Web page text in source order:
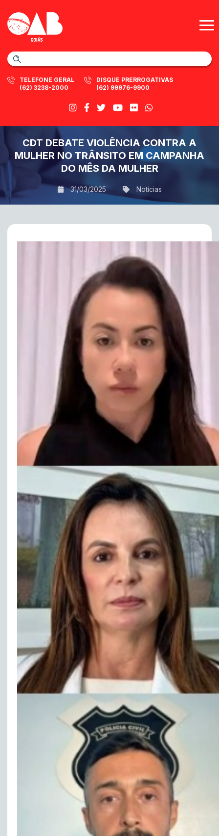
TELEFONE GERAL
(62) 3238-2000
DISQUE PRERROGATIVAS
(62) 99976-9900
CDT DEBATE VIOLÊNCIA CONTRA A
MULHER NO TRÂNSITO EM CAMPANHA
DO MÊS DA MULHER
31/03/2025 Notícias